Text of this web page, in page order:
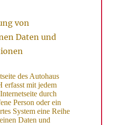
von
Daten und
des Autohaus
erfasst mit jedem
durch
Person oder ein
System eine Reihe
Daten und